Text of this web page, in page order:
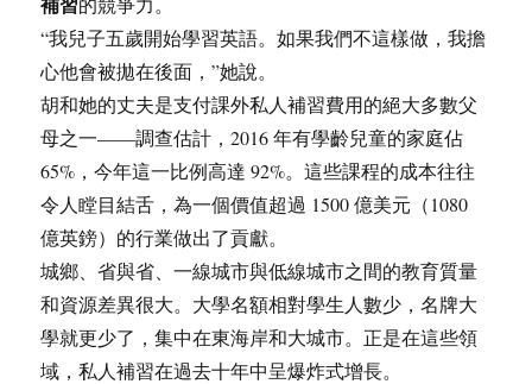
“我兒子五歲開始學習英語。如果我們不這樣做，我擔
心他會被拋在後面，”她說。
胡和她的丈夫是支付課外私人補習費用的絕大多數父
母之一——調查估計，2016 年有學齡兒童的家庭佔
65%，今年這一比例高達 92%。這些課程的成本往往
令人瞠目結舌，為一個價值超過 1500 億美元（1080
億英鎊）的行業做出了貢獻。
城鄉、省與省、一線城市與低線城市之間的教育質量
和資源差異很大。大學名額相對學生人數少，名牌大
學就更少了，集中在東海岸和大城市。正是在這些領
域，私人補習在過去十年中呈爆炸式增長。